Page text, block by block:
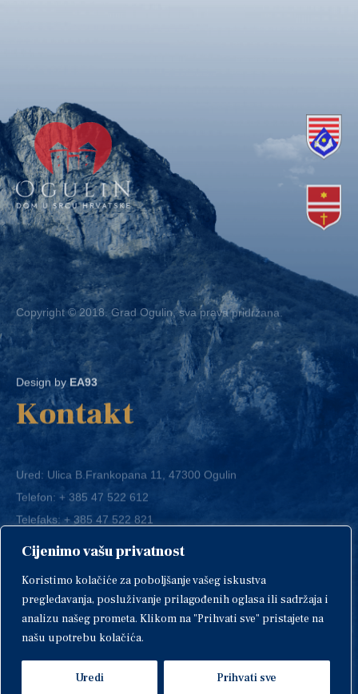
Cijenimo vašu privatnost
Koristimo kolačiće za poboljšanje vašeg iskustva
pregledavanja, posluživanje prilagođenih oglasa ili sadržaja i
analizu našeg prometa. Klikom na "Prihvati sve" pristajete na
našu upotrebu kolačića.
Uredi Prihvati sve
Copyright © 2018. Grad Ogulin, sva prava pridržana.
Design by EA93
Kontakt
Ured: Ulica B.Frankopana 11, 47300 Ogulin
Telefon:+ 385 47 522 612
Telefaks: + 385 47 522 821
E-mail:grad-ogulin@ogulin.hr
IBAN: HR1424020061829700009